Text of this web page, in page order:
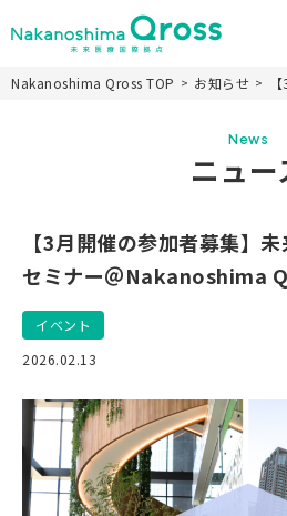
Nakanoshima Qrossにつ
未来医療推進機構
事業紹介
ニュース
施設情報
研究会
当ウェブサイトのご利用
JP
Nakanoshima Qross TOP お知らせ
News
ニュー
【3月開催の参加者募集】
セミナー＠Nakanoshima
イベント
2026.02.13